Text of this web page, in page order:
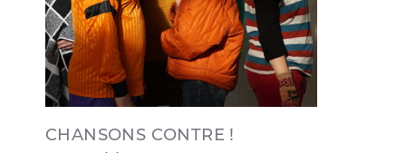
CHANSONS CONTRE !